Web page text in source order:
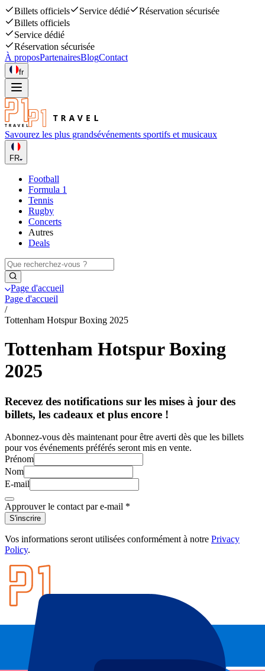
Billets officiels Service dédié
Réservation sécurisée
Billets officiels
Service dédié
Réservation sécurisée
À proposPartenairesBlogContact
fr
Savourez les plus grandsévénements sportifs et musicaux
FR
Football
Formula 1
Tennis
Rugby
Concerts
Autres
Deals
Page d'accueil
Page d'accueil
/
Tottenham Hotspur Boxing 2025
Tottenham Hotspur Boxing
2025
Recevez des notifications sur les mises à jour des
billets, les cadeaux et plus encore !
Abonnez-vous dès maintenant pour être averti dès que les billets
pour vos événements préférés seront mis en vente.
Prénom
Nom
E-mail
Approuver le contact par e-mail *
S'inscrire
Vos informations seront utilisées conformément à notre Privacy
Policy.
Footer menu
Grands clubs